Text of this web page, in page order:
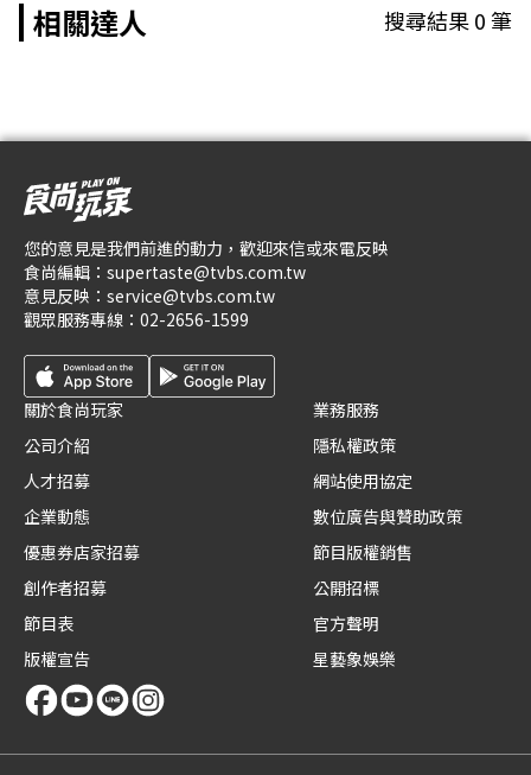
相關達人 搜尋結果0筆
您的意見是我們前進的動力，歡迎來信或來電反映
食尚編輯： supertaste@tvbs.com.tw
意見反映： service@tvbs.com.tw
觀眾服務專線： 02-2656-1599
關於食尚玩家
公司介紹
人才招募
企業動態
優惠券店家招募
創作者招募
節目表
版權宣告
業務服務
隱私權政策
網站使用協定
數位廣告與贊助政策
節目版權銷售
公開招標
官方聲明
星藝象娛樂